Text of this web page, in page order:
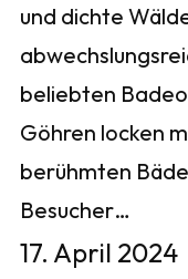
und dichte
beliebten
Göhren locken
berühmten
Besucher…
17. April 2024